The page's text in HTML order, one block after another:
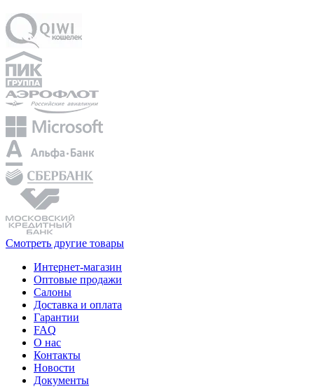
Смотреть другие товары
Интернет-магазин
Оптовые продажи
Салоны
Доставка и оплата
Гарантии
FAQ
О нас
Контакты
Новости
Документы